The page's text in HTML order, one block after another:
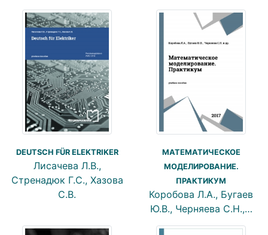
DEUTSCH FÜR ELEKTRIKER
Лисачева Л.В.,
Стренадюк Г.С., Хазова
С.В.
МАТЕМАТИЧЕСКОЕ
МОДЕЛИРОВАНИЕ.
ПРАКТИКУМ
Коробова Л.А., Бугаев
Ю.В., Черняева С.Н.,…